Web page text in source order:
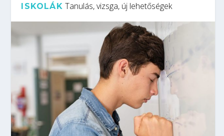
ISKOLÁK Tanulás, vizsga, új lehetőségek